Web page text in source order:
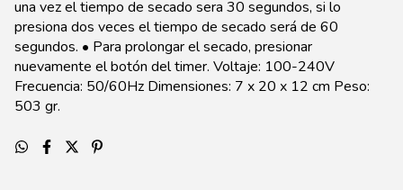
una vez el tiempo de secado sera 30 segundos, si lo
presiona dos veces el tiempo de secado será de 60
segundos. • Para prolongar el secado, presionar
nuevamente el botón del timer. Voltaje: 100-240V
Frecuencia: 50/60Hz Dimensiones: 7 x 20 x 12 cm Peso:
503 gr.